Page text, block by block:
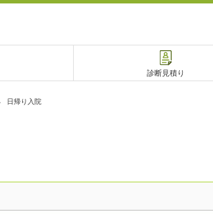
診断見積り
日帰り入院